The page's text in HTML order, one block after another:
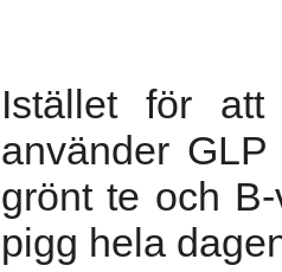
Istället för
använder
grönt te och
pigg hela